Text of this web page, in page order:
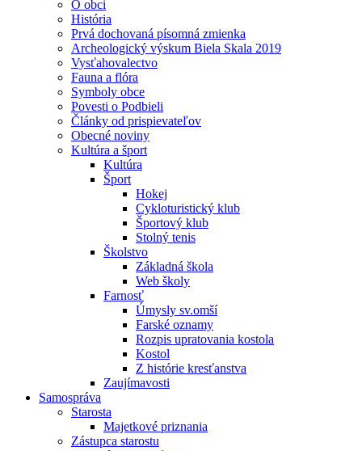
O obci
História
Prvá dochovaná písomná zmienka
Archeologický výskum Biela Skala 2019
Vysťahovalectvo
Fauna a flóra
Symboly obce
Povesti o Podbieli
Články od prispievateľov
Obecné noviny
Kultúra a šport
Kultúra
Šport
Hokej
Cykloturistický klub
Športový klub
Stolný tenis
Školstvo
Základná škola
Web školy
Farnosť
Úmysly sv.omší
Farské oznamy
Rozpis upratovania kostola
Kostol
Z histórie kresťanstva
Zaujímavosti
Samospráva
Starosta
Majetkové priznania
Zástupca starostu